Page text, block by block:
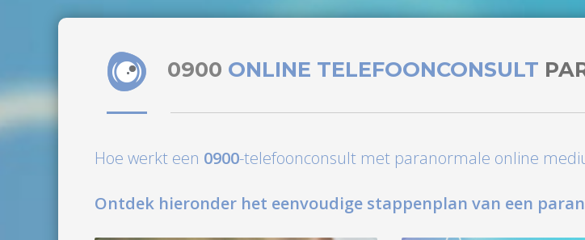
0900 ONLINE TELEFOONCONSULT
Hoe werkt een 0900-telefoonconsult met paranormale online
Ontdek hieronder het eenvoudige stappenplan van een